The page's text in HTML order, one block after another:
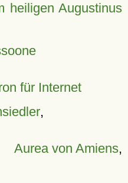
heiligen Augustinus
für Internet
,
Aurea von Amiens,